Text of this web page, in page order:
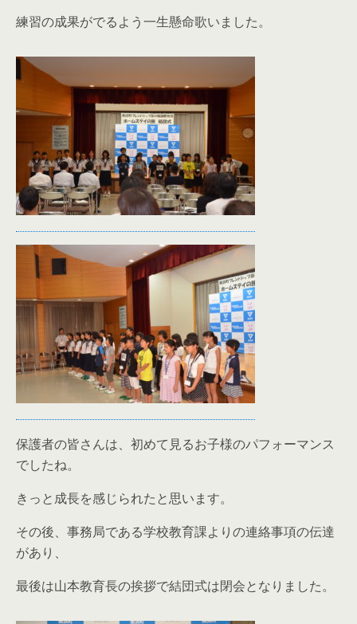
練習の成果がでるよう一生懸命歌いました。
保護者の皆さんは、初めて見るお子様のパフォーマンス
でしたね。
きっと成長を感じられたと思います。
その後、事務局である学校教育課よりの連絡事項の伝達
があり、
最後は山本教育長の挨拶で結団式は閉会となりました。